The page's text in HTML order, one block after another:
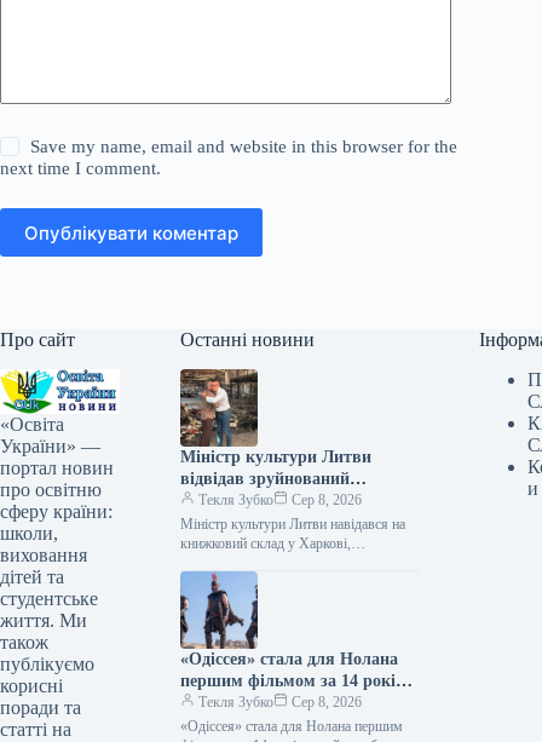
Save my name, email and website in this browser for the
next time I comment.
Опублікувати коментар
Про сайт
«Освіта
України» —
портал новин
про освітню
сферу країни:
школи,
виховання
дітей та
студентське
життя. Ми
також
публікуємо
корисні
поради та
статті на
Останні новини
Міністр культури Литви
відвідав зруйнований
російськими військами склад
книг у Харкові
Текля Зубко
Сер 8, 2026
Міністр культури Литви навідався на
книжковий склад у Харкові,
17:12 Укрінформ Міністр культури
Литвис, пан Лукас Алсіс,…
«Одіссея» стала для Нолана
першим фільмом за 14 років,
який зібрав понад 1 мільярд
доларів.
Текля Зубко
Сер 8, 2026
«Одіссея» стала для Нолана першим
и